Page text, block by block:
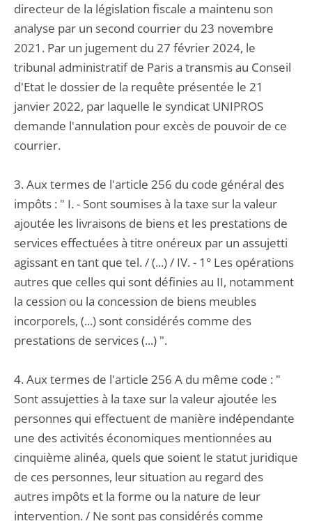
directeur de la législation fiscale a maintenu son
analyse par un second courrier du 23 novembre
2021. Par un jugement du 27 février 2024, le
tribunal administratif de Paris a transmis au Conseil
d'Etat le dossier de la requête présentée le 21
janvier 2022, par laquelle le syndicat UNIPROS
demande l'annulation pour excès de pouvoir de ce
courrier.
3. Aux termes de l'article 256 du code général des
impôts : " I. - Sont soumises à la taxe sur la valeur
ajoutée les livraisons de biens et les prestations de
services effectuées à titre onéreux par un assujetti
agissant en tant que tel. / (...) / IV. - 1° Les opérations
autres que celles qui sont définies au II, notamment
la cession ou la concession de biens meubles
incorporels, (...) sont considérés comme des
prestations de services (...) ".
4. Aux termes de l'article 256 A du même code : "
Sont assujetties à la taxe sur la valeur ajoutée les
personnes qui effectuent de manière indépendante
une des activités économiques mentionnées au
cinquième alinéa, quels que soient le statut juridique
de ces personnes, leur situation au regard des
autres impôts et la forme ou la nature de leur
intervention. / Ne sont pas considérés comme